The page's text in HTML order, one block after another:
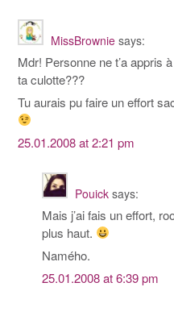
MissBrownie says:
Mdr! Personne ne t’a appris
ta culotte???
Tu aurais pu faire un effort
25.01.2008 at 2:21 pm
Pouick says:
Mais j’ai fais un effort,
plus haut.
Namého.
25.01.2008 at 6:39 pm